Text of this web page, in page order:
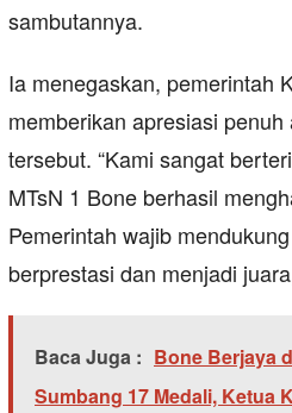
sambutannya.
Ia menegaskan, pemerintah
memberikan apresiasi
tersebut. “Kami sangat
MTsN 1 Bone berhasil
Pemerintah wajib
berprestasi dan menjadi
Baca Juga : Bone Berjaya
Sumbang 17 Medali, Ketua